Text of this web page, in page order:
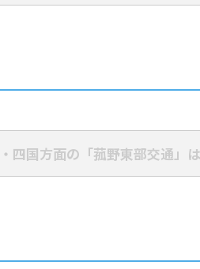
四国方面の「菰野東部交通」